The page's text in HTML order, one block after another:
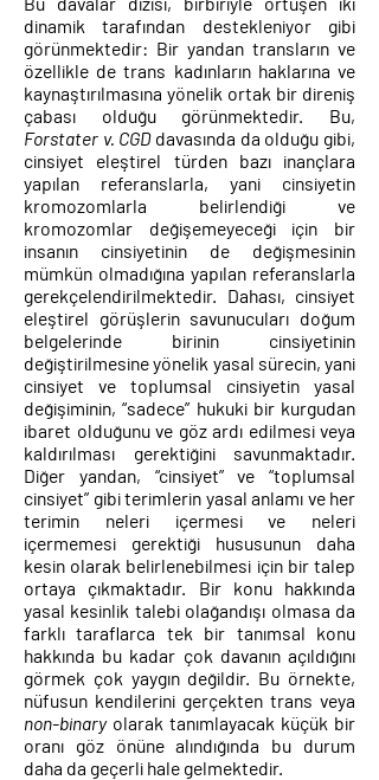
dinamik tarafından destekleniyor gibi
görünmektedir: Bir yandan transların ve
özellikle de trans kadınların haklarına ve
kaynaştırılmasına yönelik ortak bir direniş
çabası olduğu görünmektedir. Bu,
Forstater v. CGDdavasında da olduğu gibi,
cinsiyet eleştirel türden bazı inançlara
yapılan referanslarla, yani cinsiyetin
kromozomlarla belirlendiği ve
kromozomlar değişemeyeceği için bir
insanın cinsiyetinin de değişmesinin
mümkün olmadığına yapılan referanslarla
gerekçelendirilmektedir. Dahası, cinsiyet
eleştirel görüşlerin savunucuları doğum
belgelerinde birinin cinsiyetinin
değiştirilmesine yönelik yasal sürecin, yani
cinsiyet ve toplumsal cinsiyetin yasal
değişiminin, “sadece” hukuki bir kurgudan
ibaret olduğunu ve göz ardı edilmesi veya
kaldırılması gerektiğini savunmaktadır.
Diğer yandan, “cinsiyet” ve “toplumsal
cinsiyet” gibi terimlerin yasal anlamı ve her
terimin neleri içermesi ve neleri
içermemesi gerektiği hususunun daha
kesin olarak belirlenebilmesi için bir talep
ortaya çıkmaktadır. Bir konu hakkında
yasal kesinlik talebi olağandışı olmasa da
farklı taraflarca tek bir tanımsal konu
hakkında bu kadar çok davanın açıldığını
görmek çok yaygın değildir. Bu örnekte,
nüfusun kendilerini gerçekten trans veya
non-binary olarak tanımlayacak küçük bir
oranı göz önüne alındığında bu durum
daha da geçerli hale gelmektedir.